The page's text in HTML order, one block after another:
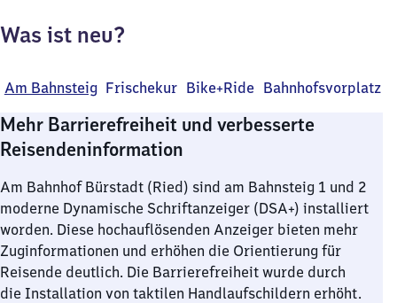
Was ist neu?
Am Bahnsteig Frischekur Bike+Ride Bahnhofsvorplatz
Mehr Barrierefreiheit und verbesserte
Reisendeninformation
Am Bahnhof Bürstadt (Ried) sind am Bahnsteig 1 und 2
moderne Dynamische Schriftanzeiger (DSA+) installiert
worden. Diese hochauflösenden Anzeiger bieten mehr
Zuginformationen und erhöhen die Orientierung für
Reisende deutlich. Die Barrierefreiheit wurde durch
die Installation von taktilen Handlaufschildern erhöht.